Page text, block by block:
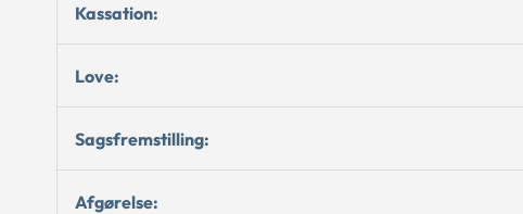
Kassation:
Love:
Sagsfremstilling:
Afgørelse: